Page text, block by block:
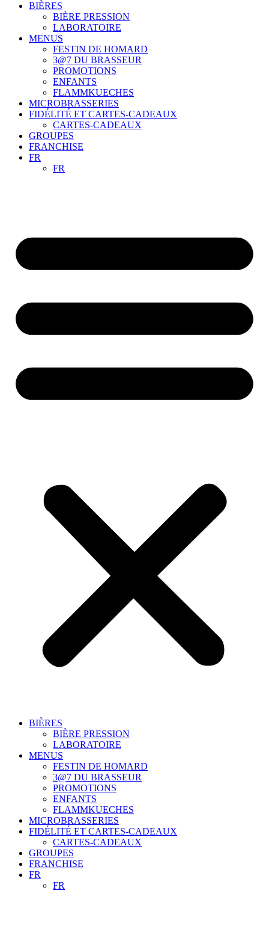
BIÈRES
BIÈRE PRESSION
LABORATOIRE
MENUS
FESTIN DE HOMARD
3@7 DU BRASSEUR
PROMOTIONS
ENFANTS
FLAMMKUECHES
MICROBRASSERIES
FIDÉLITÉ ET CARTES-CADEAUX
CARTES-CADEAUX
GROUPES
FRANCHISE
FR
FR
BIÈRES
BIÈRE PRESSION
LABORATOIRE
MENUS
FESTIN DE HOMARD
3@7 DU BRASSEUR
PROMOTIONS
ENFANTS
FLAMMKUECHES
MICROBRASSERIES
FIDÉLITÉ ET CARTES-CADEAUX
CARTES-CADEAUX
GROUPES
FRANCHISE
FR
FR